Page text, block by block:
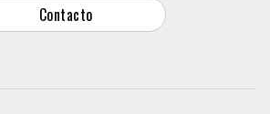
Contacto